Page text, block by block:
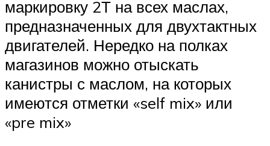
маркировку 2Т на всех маслах,
предназначенных для двухтактных
двигателей. Нередко на полках
магазинов можно отыскать
канистры с маслом, на которых
имеются отметки «self mix» или
«pre mix»